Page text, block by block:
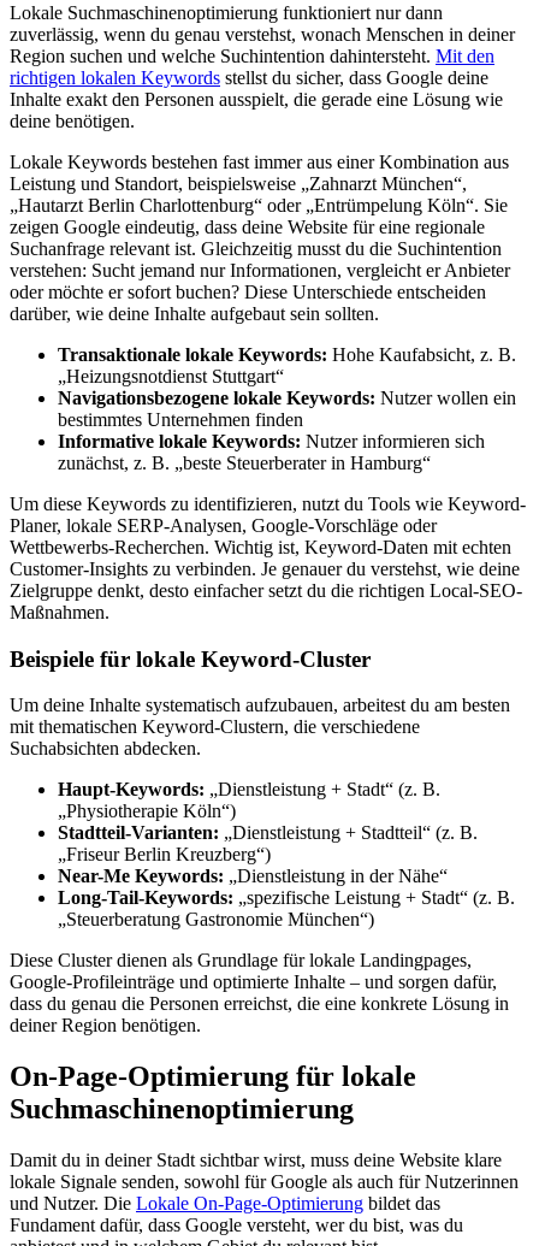
Lokale Suchmaschinenoptimierung funktioniert nur dann
zuverlässig, wenn du genau verstehst, wonach Menschen in deiner
Region suchen und welche Suchintention dahintersteht. Mit den
richtigen lokalen Keywords stellst du sicher, dass Google deine
Inhalte exakt den Personen ausspielt, die gerade eine Lösung wie
deine benötigen.
Lokale Keywords bestehen fast immer aus einer Kombination aus
Leistung und Standort, beispielsweise „Zahnarzt München“,
„Hautarzt Berlin Charlottenburg“ oder „Entrümpelung Köln“. Sie
zeigen Google eindeutig, dass deine Website für eine regionale
Suchanfrage relevant ist. Gleichzeitig musst du die Suchintention
verstehen: Sucht jemand nur Informationen, vergleicht er Anbieter
oder möchte er sofort buchen? Diese Unterschiede entscheiden
darüber, wie deine Inhalte aufgebaut sein sollten.
Transaktionale lokale Keywords: Hohe Kaufabsicht, z. B.
„Heizungsnotdienst Stuttgart“
Navigationsbezogene lokale Keywords: Nutzer wollen ein
bestimmtes Unternehmen finden
Informative lokale Keywords: Nutzer informieren sich
zunächst, z. B. „beste Steuerberater in Hamburg“
Um diese Keywords zu identifizieren, nutzt du Tools wie Keyword-
Planer, lokale SERP-Analysen, Google-Vorschläge oder
Wettbewerbs-Recherchen. Wichtig ist, Keyword-Daten mit echten
Customer-Insights zu verbinden. Je genauer du verstehst, wie deine
Zielgruppe denkt, desto einfacher setzt du die richtigen Local-SEO-
Maßnahmen.
Beispiele für lokale Keyword-Cluster
Um deine Inhalte systematisch aufzubauen, arbeitest du am besten
mit thematischen Keyword-Clustern, die verschiedene
Suchabsichten abdecken.
Haupt-Keywords: „Dienstleistung + Stadt“ (z. B.
„Physiotherapie Köln“)
Stadtteil-Varianten: „Dienstleistung + Stadtteil“ (z. B.
„Friseur Berlin Kreuzberg“)
Near-Me Keywords: „Dienstleistung in der Nähe“
Long-Tail-Keywords: „spezifische Leistung + Stadt“ (z. B.
„Steuerberatung Gastronomie München“)
Diese Cluster dienen als Grundlage für lokale Landingpages,
Google-Profileinträge und optimierte Inhalte – und sorgen dafür,
dass du genau die Personen erreichst, die eine konkrete Lösung in
deiner Region benötigen.
On-Page-Optimierung für lokale
Suchmaschinenoptimierung
Damit du in deiner Stadt sichtbar wirst, muss deine Website klare
lokale Signale senden, sowohl für Google als auch für Nutzerinnen
und Nutzer. Die Lokale On-Page-Optimierung bildet das
Fundament dafür, dass Google versteht, wer du bist, was du